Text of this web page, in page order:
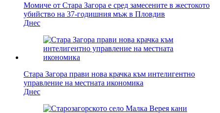
Момиче от Стара Загора е сред замесените в жестокото
убийство на 37-годишния мъж в Пловдив
Днес
Стара Загора прави нова крачка към интелигентно
управление на местната икономика
Днес